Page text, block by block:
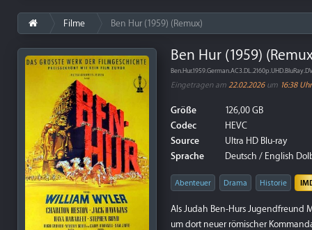
Filme Ben Hur (1959) (Remux)
Ben Hur (1959)
Eingetragen am 22.02.2026um 16:38 Uhr
Größe
126,00 GB
Codec
HEVC
Source
Ultra HD Blu-ray
Sprache
Deutsch / English
Abenteuer Drama Historie
Als Judah Ben-Hurs Jugendfreund
um dort neuer römischer